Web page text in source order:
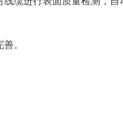
。